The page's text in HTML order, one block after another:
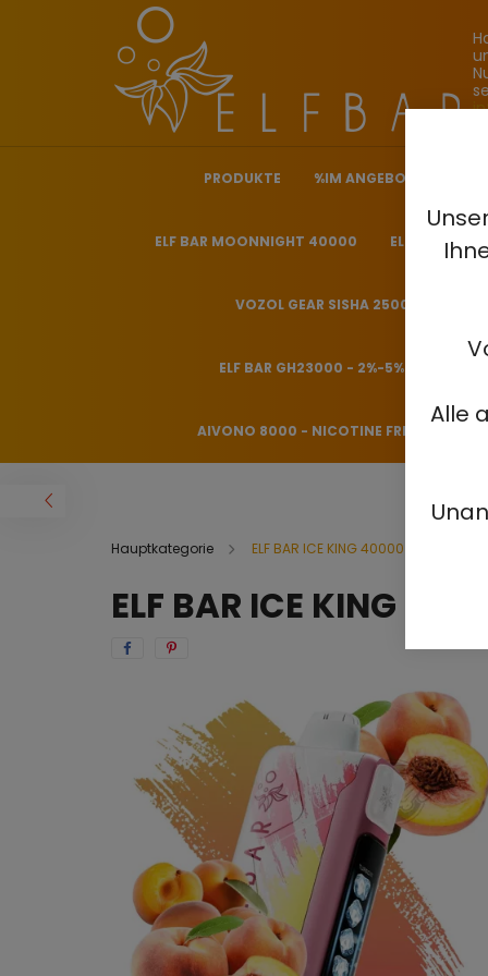
Alle
PRODUKTE %IM ANGEBOT%
ELF BAR MOONNIGHT 40000 ELF BAR
VOZOL GEAR SISHA 25000 - 0.5%
ELF BAR GH23000 - 2%-5%
AIVONO 8000 - NICOTINE FREE 0%
Hauptkategorie ELF BAR ICE KING 40000
ELF BAR ICE KING